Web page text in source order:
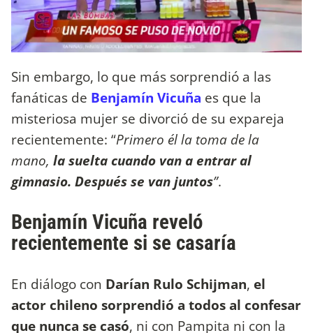
Sin embargo, lo que más sorprendió a las
fanáticas de Benjamín Vicuña es que la
misteriosa mujer se divorció de su expareja
recientemente: “Primero él la toma de la
mano, la suelta cuando van a entrar al
gimnasio. Después se van juntos”.
Benjamín Vicuña reveló
recientemente si se casaría
En diálogo con Darían Rulo Schijman, el
actor chileno sorprendió a todos al confesar
que nunca se casó, ni con Pampita ni con la